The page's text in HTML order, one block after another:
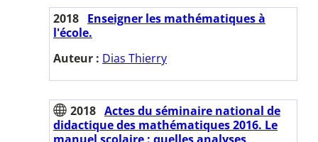
2018 Enseigner les mathématiques à
l'école.
Auteur : Dias Thierry
2018 Actes du séminaire national de
didactique des mathématiques 2016. Le